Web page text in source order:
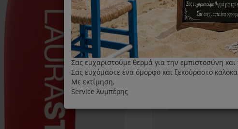
Κάλυμμα
Κατάλληλο για:
Magic Evolution II,
Ironing Board
50.00€
Σας ευχαριστούμε θερμά για την εμπιστοσύνη
Σας ευχόμαστε ένα όμορφο και ξεκούραστο
Με εκτίμηση,
Service λυμπέρης